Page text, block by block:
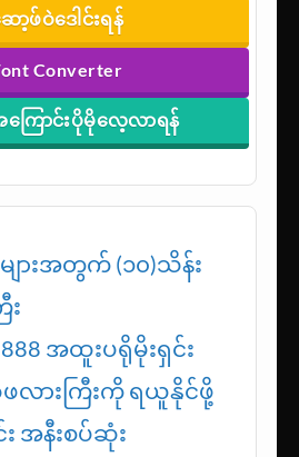
ာ့ဖ်ဝဲဒေါင်းရန်
Converter
ကြောင်းပိုမိုလေ့လာရန်
ားအတွက် (၁၀)သိန်း
း
888 အထူးပရိုမိုးရှင်း
လားကြီးကို ရယူနိုင်ဖို့
အနီးစပ်ဆုံး